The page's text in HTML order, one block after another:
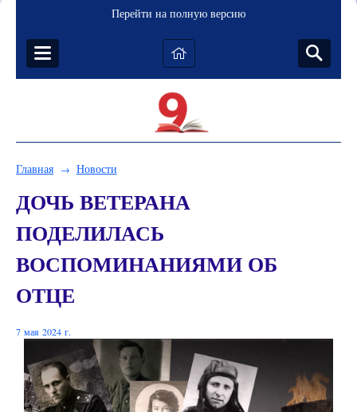
Перейти на полную версию
Главная → Новости
ДОЧЬ ВЕТЕРАНА
ПОДЕЛИЛАСЬ
ВОСПОМИНАНИЯМИ ОБ
ОТЦЕ
7 мая 2024 г.